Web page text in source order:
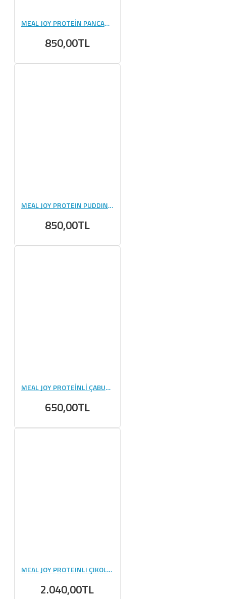
MEAL JOY PROTEİN PANCAKE & WAFFLE 600 GR
850,00TL
MEAL JOY PROTEIN PUDDING 500 GR
850,00TL
MEAL JOY PROTEİNLİ ÇABUK ÇORBA 540g
650,00TL
MEAL JOY PROTEINLI ÇIKOLATA 40GR X 12 ADET
2.040,00TL